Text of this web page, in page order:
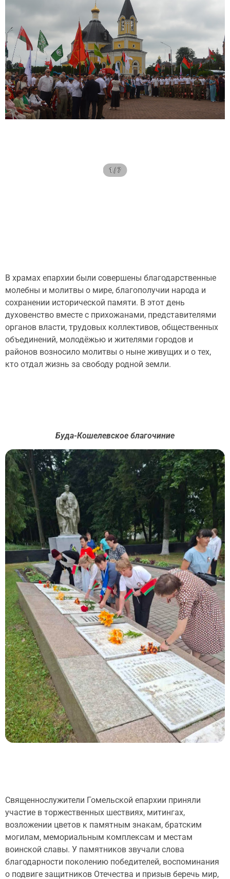
1 / 7
В храмах епархии были совершены благодарственные
молебны и молитвы о мире, благополучии народа и
сохранении исторической памяти. В этот день
духовенство вместе с прихожанами, представителями
органов власти, трудовых коллективов, общественных
объединений, молодёжью и жителями городов и
районов возносило молитвы о ныне живущих и о тех,
кто отдал жизнь за свободу родной земли.
Буда-Кошелевское благочиние
Священнослужители Гомельской епархии приняли
участие в торжественных шествиях, митингах,
возложении цветов к памятным знакам, братским
могилам, мемориальным комплексам и местам
воинской славы. У памятников звучали слова
благодарности поколению победителей, воспоминания
о подвиге защитников Отечества и призыв беречь мир,